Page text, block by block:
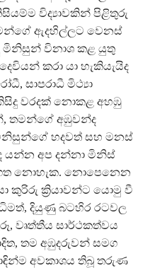
විද්‍යාවකින් පිළිතුරු
ඇදහිල්ලට වෙනස්
විනාශ කළ යුතු
කරා යා හැකියැයිද
සාපරාධී මිථ්‍යා
වරදක් නොකළ අහඹු
තමන්ගේ අඹුවන්ද
හදවත් සහ මනස්
යන්න අප දන්නා මිනිස්
නොහැක. නොපෙනෙන
කුරිරු ක්‍රියාවන්ට යොමු වී
දියුණු බටහිර රටවල
වෘත්තීය සාර්ථකත්වය
තම අඹුදරුවන් සමග
අවකාශය තිබූ තරුණ